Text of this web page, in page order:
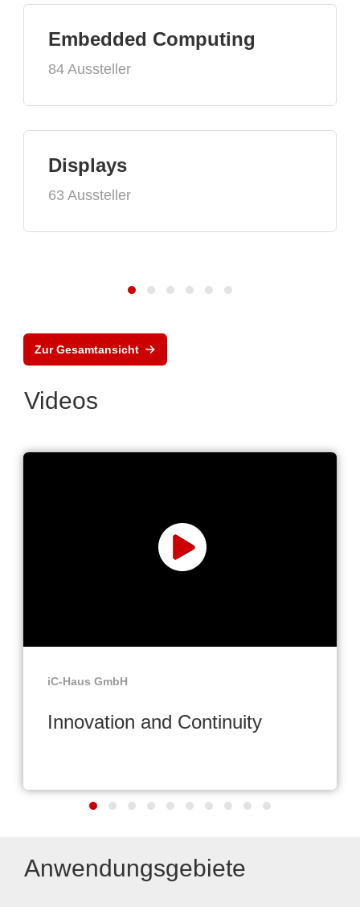
Embedded Computing
84 Aussteller
Displays
63 Aussteller
Zur Gesamtansicht
Videos
iC-Haus GmbH
Innovation and Continuity
Anwendungsgebiete